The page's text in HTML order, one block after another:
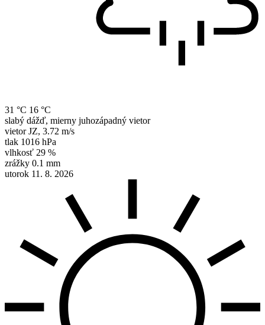
31 °C 16 °C
slabý dážď, mierny juhozápadný vietor
vietor JZ, 3.72 m/s
tlak 1016 hPa
vlhkosť 29 %
zrážky 0.1 mm
utorok 11. 8. 2026